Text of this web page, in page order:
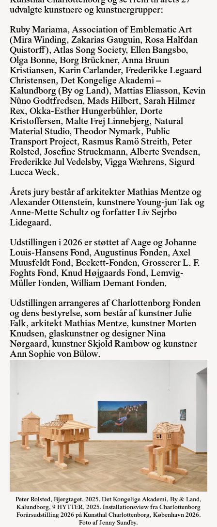
udvalgte kunstnere og kunstnergrupper:
Ruby Mariama, Association of Emblematic Art
(Mira Winding, Zakarias Gauguin, Rosa Halfdan
Quistorff), Atlas Song Society, Ellen Bangsbo,
Olga Bonne, Borg Brückner, Anna Bruun
Kristiansen, Karin Carlander, Frederikke Legaard
Christensen, Det Kongelige Akademi –
Kalundborg (By og Land), Mattias Eliasson, Kevin
Nûno Godtfredsen, Mads Hilbert, Sarah Hilmer
Rex, Okka-Esther Hungerbühler, Dorte
Kristoffersen, Malte Frej Linnebjerg, Natural
Material Studio, Theodor Nymark, Public
Transport Project, Rasmus Ramö Streith, Peter
Rolsted, Josefine Struckmann, Alberte Svendsen,
Frederikke Jul Vedelsby, Vigga Wæhrens, Sigurd
Lucca Weck.
Årets jury består af arkitekter Mathias Mentze og
Alexander Ottenstein, kunstnere Young-jun Tak og
Anne-Mette Schultz og forfatter Liv Sejrbo
Lidegaard.
Udstillingen i 2026 er støttet af Aage og Johanne
Louis-Hansens Fond, Augustinus Fonden, Axel
Muusfeldt Fond, Beckett-Fonden, Grosserer L. F.
Foghts Fond, Knud Højgaards Fond, Lemvig-
Müller Fonden, William Demant Fonden.
Udstillingen arrangeres af Charlottenborg Fonden
og dens bestyrelse, som består af kunstner Julie
Falk, arkitekt Mathias Mentze, kunstner Morten
Knudsen, glaskunstner og designer Nina
Nørgaard, kunstner Skjold Rambow og kunstner
Ann Sophie von Bülow.
Peter Rolsted, Bjergtaget, 2025. Det Kongelige Akademi, By & Land,
Kalundborg, 9 HYTTER, 2025. Installationsview fra Charlottenborg
Forårsudstilling 2026 på Kunsthal Charlottenborg, København 2026.
Foto af Jenny Sundby.